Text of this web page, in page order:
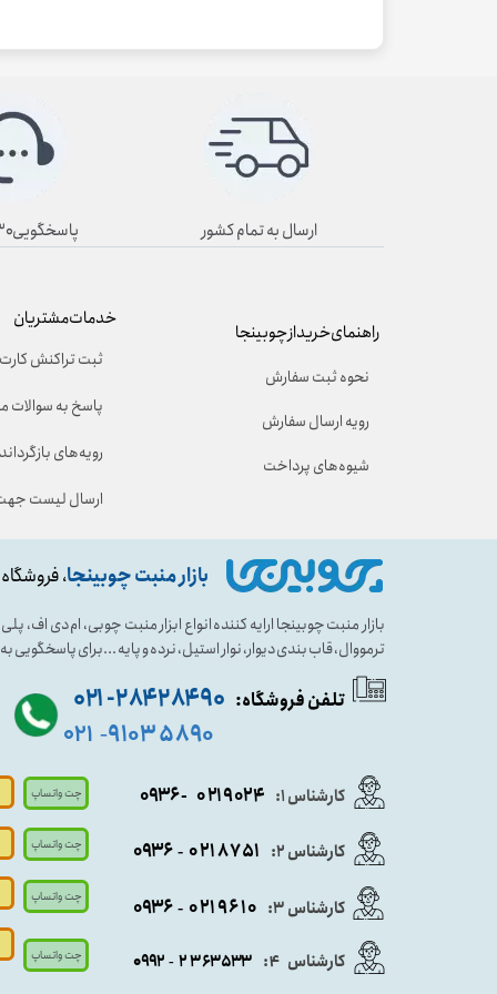
بازار منبت چوبینجا،
بازار منبت چوبینجا ارایه کننده انواع ابزار منبت چوبی، ام دی
ترمووال، قاب بندی دیوار، نوار استیل، نرده و پایه ...برای پاسخگویی
کارشناس ۱: ۰۲۱۹۰۲۴ - ۰۹۳۶
تلفن فروشگاه: ۹۰ ۲۸۴ ۲۸۴- ۰۲۱
۵۸۹۰ ۹۱۰۳ -۰۲۱
کارشناس ۳: ۰۲۱۹۶۱۰ -۰۹۳۶
کارشناس ۲: ۰۲۱۸۷۵۱ - ۰۹۳۶
کارشناس 4
: ۲۳۶۳۵۳۳ - ۰۹۹۲
چت واتساپ
چت واتساپ
چت واتساپ
چت واتساپ
راهنمای خرید از چوبینجا
نحوه ثبت سفارش
رویه ارسال سفارش
شیوه‌های پرداخت
خدمات مشتریان
ثبت تراکنش
پاسخ به سوالات
رویه‌های
ارسال لیست
ارسال به تمام کشور پاسخگویی۸/۳۰ تا ۱۹/۳۰